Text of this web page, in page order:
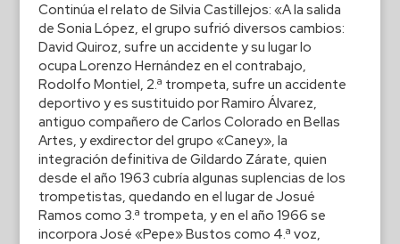
Continúa el relato de Silvia Castillejos: «A la salida
de Sonia López, el grupo sufrió diversos cambios:
David Quiroz, sufre un accidente y su lugar lo
ocupa Lorenzo Hernández en el contrabajo,
Rodolfo Montiel, 2.ª trompeta, sufre un accidente
deportivo y es sustituido por Ramiro Álvarez,
antiguo compañero de Carlos Colorado en Bellas
Artes, y exdirector del grupo «Caney», la
integración definitiva de Gildardo Zárate, quien
desde el año 1963 cubría algunas suplencias de los
trompetistas, quedando en el lugar de Josué
Ramos como 3.ª trompeta, y en el año 1966 se
incorpora José «Pepe» Bustos como 4.ª voz,